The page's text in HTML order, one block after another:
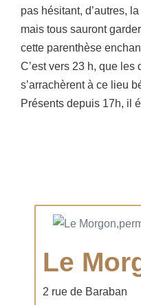
pas hésitant, d’autres,
mais tous sauront
cette parenthèse
C’est vers 23 h, que
s’arrachèrent à ce lieu
Présents depuis 17h, il
Le
2 rue de Baraban